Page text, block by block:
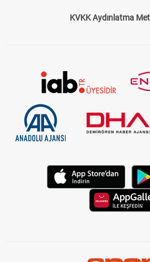
KVKK Aydınlatma